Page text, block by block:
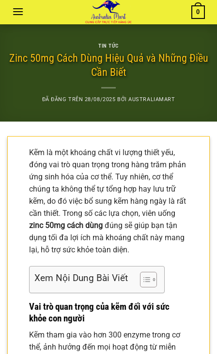
0
TIN TỨC
Zinc 50mg Cách Dùng Hiệu Quả và Những Điều
Cần Biết
ĐÃ ĐĂNG TRÊN 28/08/2025 BỞIAUSTRALIAMART
Kẽm là một khoáng chất vi lượng thiết yếu,
đóng vai trò quan trọng trong hàng trăm phản
ứng sinh hóa của cơ thể. Tuy nhiên, cơ thể
chúng ta không thể tự tổng hợp hay lưu trữ
kẽm, do đó việc bổ sung kẽm hàng ngày là rất
cần thiết. Trong số các lựa chọn, viên uống
zinc 50mg cách dùng đúng sẽ giúp bạn tận
dụng tối đa lợi ích mà khoáng chất này mang
lại, hỗ trợ sức khỏe toàn diện.
Xem Nội Dung Bài Viết
Vai trò quan trọng của kẽm đối với sức
khỏe con người
Kẽm tham gia vào hơn 300 enzyme trong cơ
thể, ảnh hưởng đến mọi hoạt động từ miễn